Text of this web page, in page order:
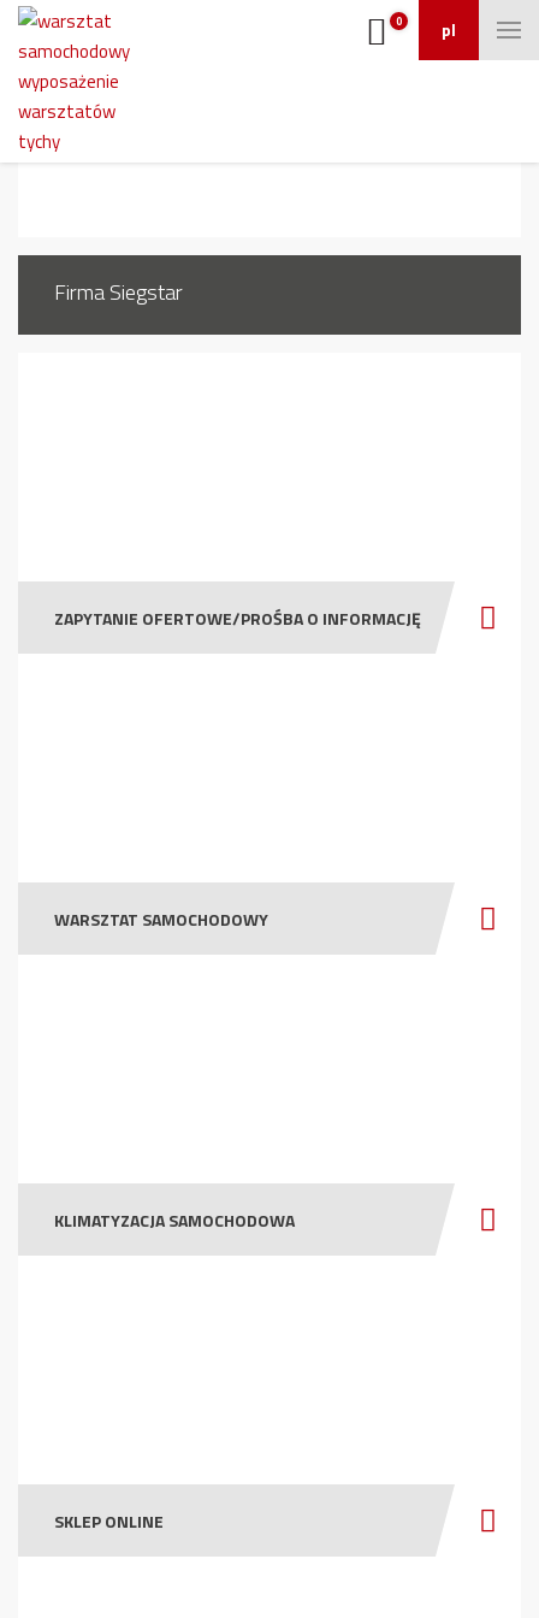
pl
0
239_9
Firma Siegstar
ZAPYTANIE OFERTOWE/PROŚBA O INFORMACJĘ
WARSZTAT SAMOCHODOWY
KLIMATYZACJA SAMOCHODOWA
SKLEP ONLINE